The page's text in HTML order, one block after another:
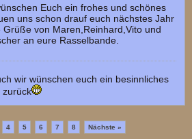
Euch ein frohes und schönes
uns schon drauf euch nächstes Jahr
von Maren,Reinhard,Vito und
an eure Rasselbande.
wir wünschen euch ein besinnliches
zurück
4 5 6 7 8 Nächste »